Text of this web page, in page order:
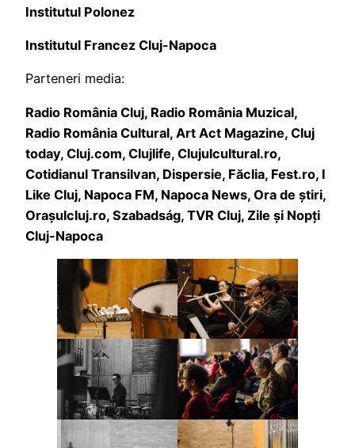
Institutul Polonez
Institutul Francez Cluj-Napoca
Parteneri media:
Radio România Cluj, Radio România Muzical,
Radio România Cultural, Art Act Magazine, Cluj
today, Cluj.com, Clujlife, Clujulcultural.ro,
Cotidianul Transilvan, Dispersie, Făclia, Fest.ro, I
Like Cluj, Napoca FM, Napoca News, Ora de știri,
Orașulcluj.ro, Szabadság, TVR Cluj, Zile și Nopți
Cluj-Napoca